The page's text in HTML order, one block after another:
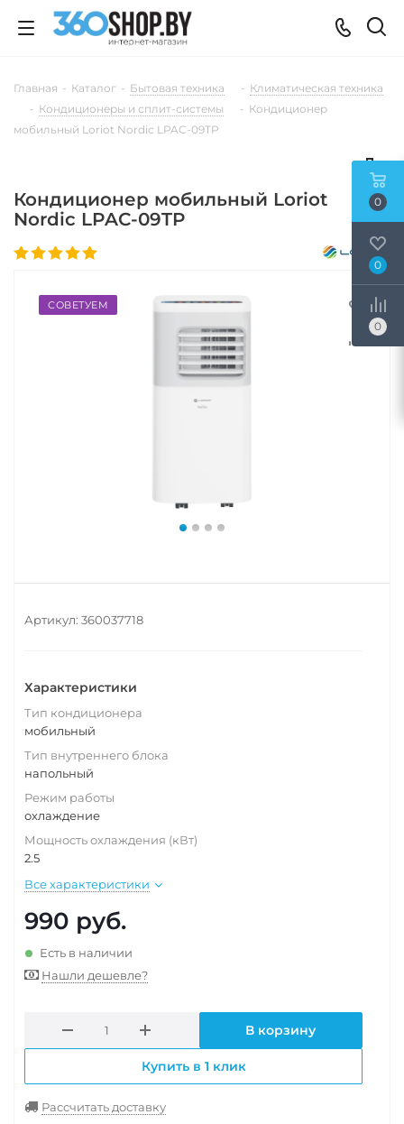
Главная - Каталог - Бытовая техника - Климатическая техника
- Кондиционеры и сплит-системы - Кондиционер
мобильный Loriot Nordic LPAC-09TP
Кондиционер мобильный Loriot
Nordic LPAC-09TP
СОВЕТУЕМ
Артикул: 360037718
Характеристики
Тип кондиционера
мобильный
Тип внутреннего блока
напольный
Режим работы
охлаждение
Мощность охлаждения (кВт)
2.5
Все характеристики
990 руб.
Есть в наличии
Нашли дешевле?
В корзину
Купить в 1 клик
Рассчитать доставку
0
0
0